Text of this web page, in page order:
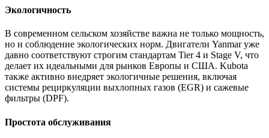
Экологичность
В современном сельском хозяйстве важна не только мощность,
но и соблюдение экологических норм. Двигатели Yanmar уже
давно соответствуют строгим стандартам Tier 4 и Stage V, что
делает их идеальными для рынков Европы и США. Kubota
также активно внедряет экологичные решения, включая
системы рециркуляции выхлопных газов (EGR) и сажевые
фильтры (DPF).
Простота обслуживания